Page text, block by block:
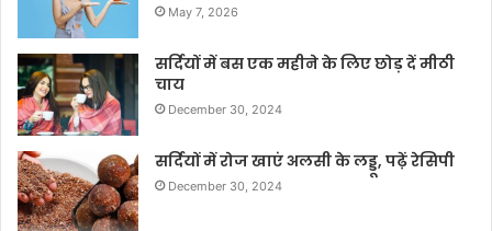
May 7, 2026
सर्दियों में बस एक महीने के लिए छोड़ दें मीठी
चाय
December 30, 2024
सर्दियों में रोज खाएं अलसी के लड्डू, पढ़ें रेसिपी
December 30, 2024